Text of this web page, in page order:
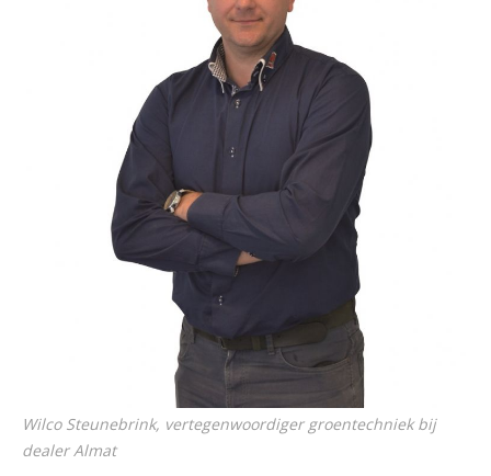
Wilco Steunebrink, vertegenwoordiger groentechniek bij
dealer Almat